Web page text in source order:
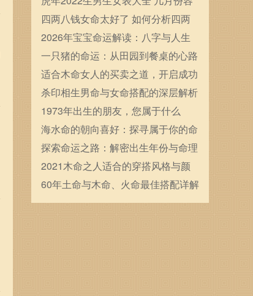
易生男宝宝
四两八钱女命太好了 如何分析四两
八钱女命
2026年宝宝命运解读：八字与人生
的启示与规划
一只猪的命运：从田园到餐桌的心路
历程
适合木命女人的买卖之道，开启成功
之门！
杀印相生男命与女命搭配的深层解析
1973年出生的朋友，您属于什么
命？一起来揭秘吧！
海水命的朝向喜好：探寻属于你的命
理方向与生活智慧
探索命运之路：解密出生年份与命理
的奇妙联系
2021木命之人适合的穿搭风格与颜
色解析
60年土命与木命、火命最佳搭配详解